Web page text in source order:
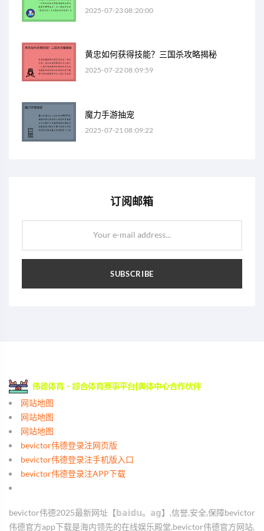
2025-07-23 08:20:00
黄忠如何获得技能？三国杀攻略揭秘
2025-07-22 08:09:59
魔力手游抽宠
2025-07-21 08:09:22
订阅邮箱
Your e-mail address...
SUBSCRIBE
网站地图
网站地图
网站地图
bevictor伟德登录注网页版
bevictor伟德登录注手机版入口
bevictor伟德登录注APP下载
bevictor伟德2025最新网址【𝕓𝕒𝕚𝕕𝕦。𝕒𝕘】,信誉,安全,保障bevictor
伟德官方app下载是海内领先的在线娱乐殿堂,bevictor伟德官方网站,